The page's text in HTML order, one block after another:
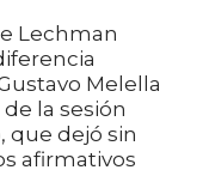
Lechman
Melella
la sesión
que dejó sin
afirmativos